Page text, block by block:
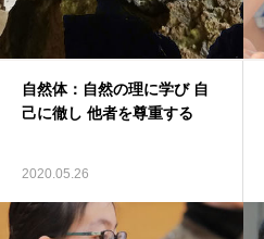
自然体：自然の理に学び 自
己に徹し 他者を尊重する
2020.05.26